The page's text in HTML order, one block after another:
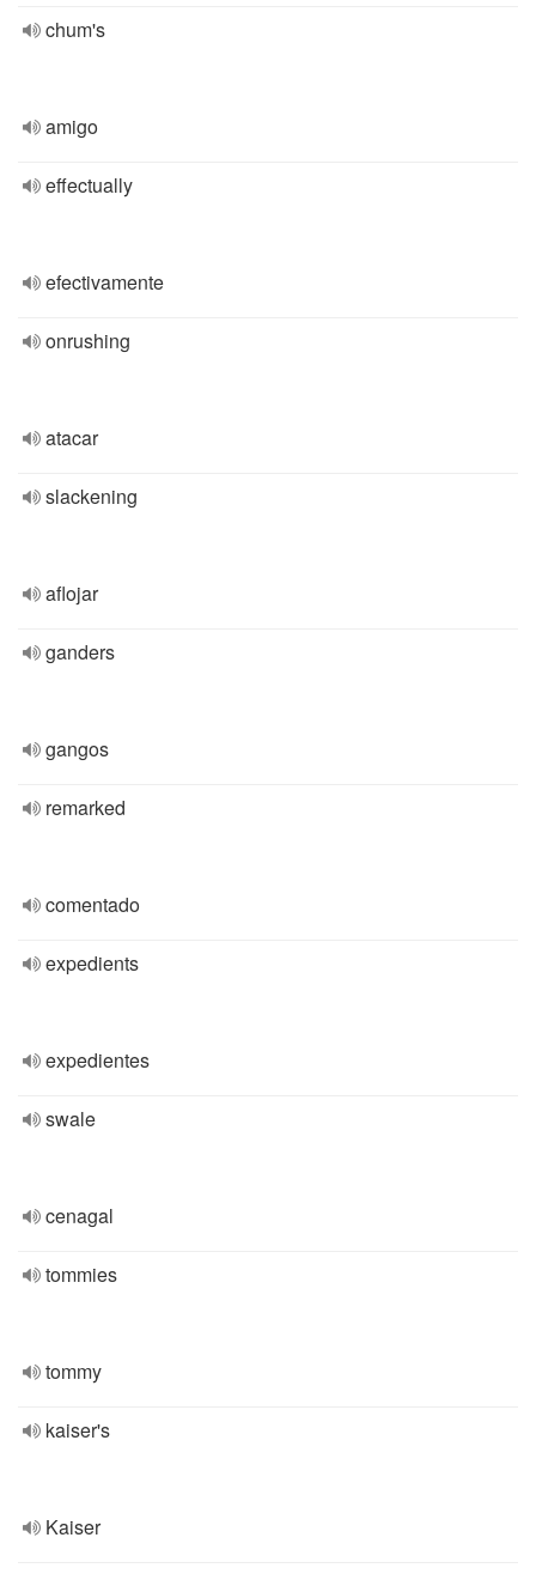
chum's
amigo
effectually
efectivamente
onrushing
atacar
slackening
aflojar
ganders
gangos
remarked
comentado
expedients
expedientes
swale
cenagal
tommies
tommy
kaiser's
Kaiser